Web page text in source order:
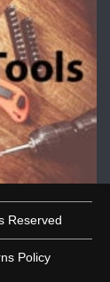
Reserved
Policy